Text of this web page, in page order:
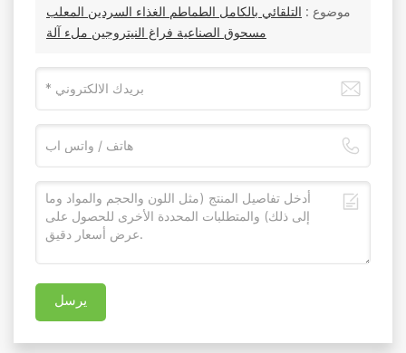
موضوع : التلقائي بالكامل الطماطم الغذاء السردين المعلب
مسحوق الصناعية فراغ النيتروجين ملء آلة
يرسل